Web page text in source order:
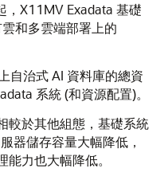
，X11MV Exadata 基礎
和多雲端部署上的
自治式 AI 資料庫的總資
系統 (和資源配置)。
較於其他組態，基礎系統
器儲存容量大幅降低，
力也大幅降低。